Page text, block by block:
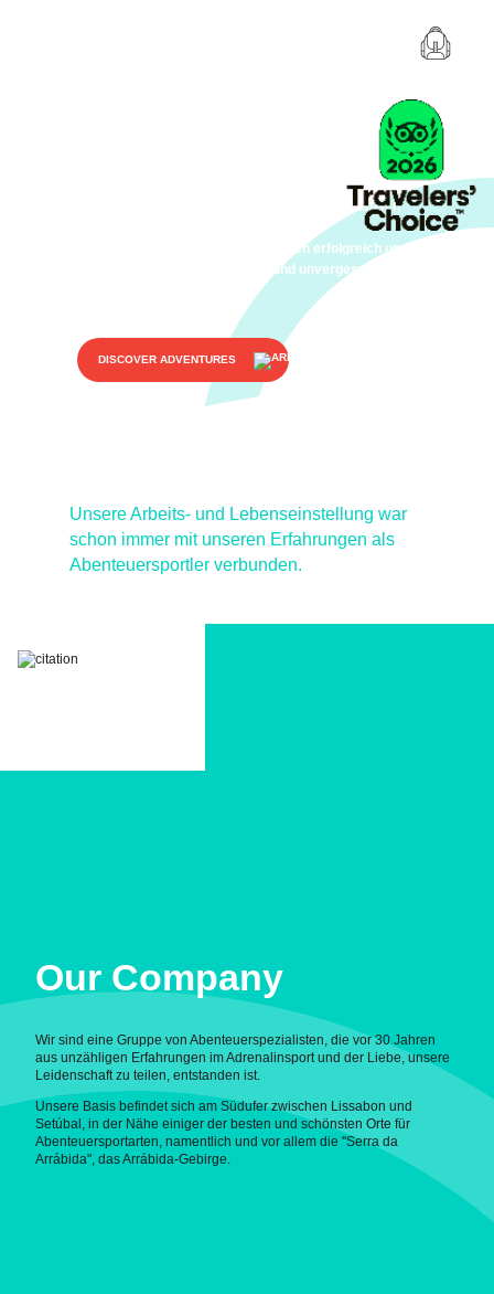
Unser Lehrerteam ist sehr erfahren, enthusiastisch
und leidenschaftlich für Abenteuer- und
Natursportarten. Wir sind seit Jahren erfolgreich und
bieten unglaubliche Erlebnisse und unvergessliche
DISCOVER ADVENTURES
Unsere Arbeits- und Lebenseinstellung war
schon immer mit unseren Erfahrungen als
Abenteuersportler verbunden.
Our Company
Wir sind eine Gruppe von Abenteuerspezialisten, die vor 30 Jahren
aus unzähligen Erfahrungen im Adrenalinsport und der Liebe, unsere
Leidenschaft zu teilen, entstanden ist.
Unsere Basis befindet sich am Südufer zwischen Lissabon und
Setúbal, in der Nähe einiger der besten und schönsten Orte für
Abenteuersportarten, namentlich und vor allem die "Serra da
Arrábida", das Arrábida-Gebirge.